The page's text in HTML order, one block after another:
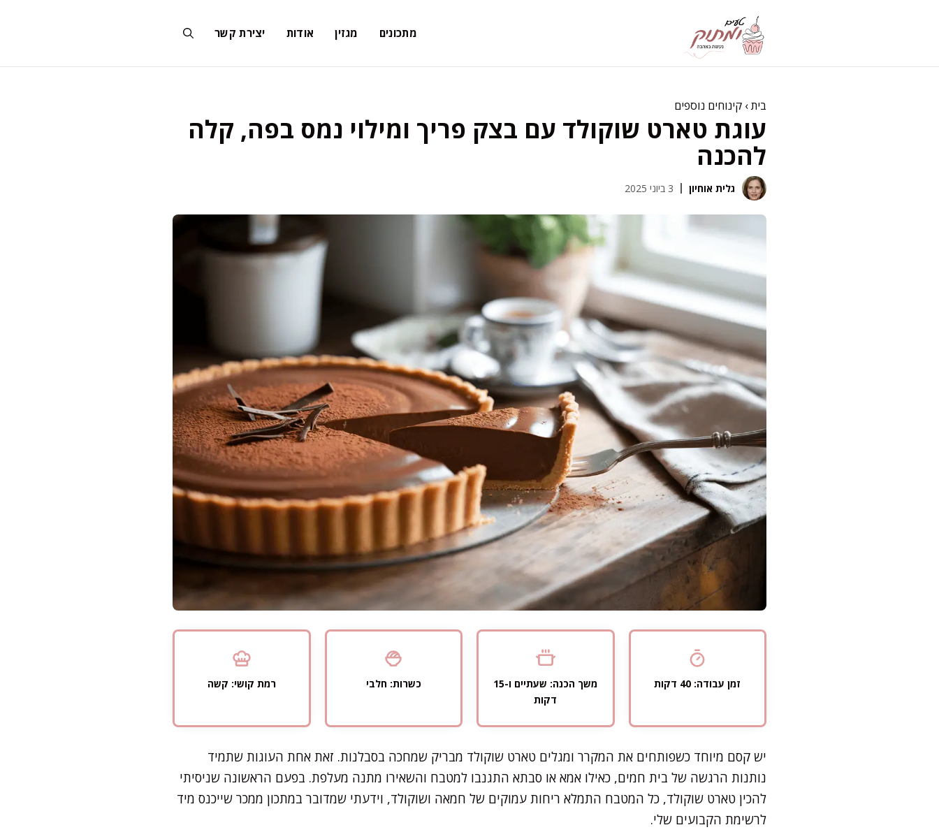
מתכונים מגזין אודות יצירת קשר
בית› קינוחים נוספים
עוגת טארט שוקולד עם בצק פריך ומילוי נמס בפה, קלה
להכנה
גלית אוחיון 3 ביוני 2025
זמן עבודה: 40 דקות
משך הכנה: שעתיים ו-15
דקות
כשרות: חלבי רמת קושי: קשה
יש קסם מיוחד כשפותחים את המקרר ומגלים טארט שוקולד מבריק שמחכה בסבלנות. זאת אחת העוגות שתמיד
נותנות הרגשה של בית חמים, כאילו אמא או סבתא התגנבו למטבח והשאירו מתנה מעלפת. בפעם הראשונה שניסיתי
להכין טארט שוקולד, כל המטבח התמלא ריחות עמוקים של חמאה ושוקולד, וידעתי שמדובר במתכון ממכר שייכנס מיד
לרשימת הקבועים שלי.